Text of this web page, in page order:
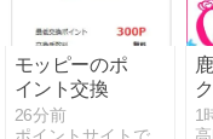
モッピーのポ
イント交換
26分前
1